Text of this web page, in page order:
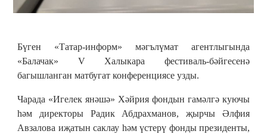
Бүген «Татар-информ» мәгълүмат агентлыгында
«Балачак» V Халыкара фестиваль-бәйгесенә
багышланган матбугат конференциясе узды.
Чарада «Игелек янәшә» Хәйрия фондын гамәлгә куючы
һәм директоры Радик Абдрахманов, җырчы Әлфия
Авзалова иҗатын саклау һәм үстерү фонды президенты,